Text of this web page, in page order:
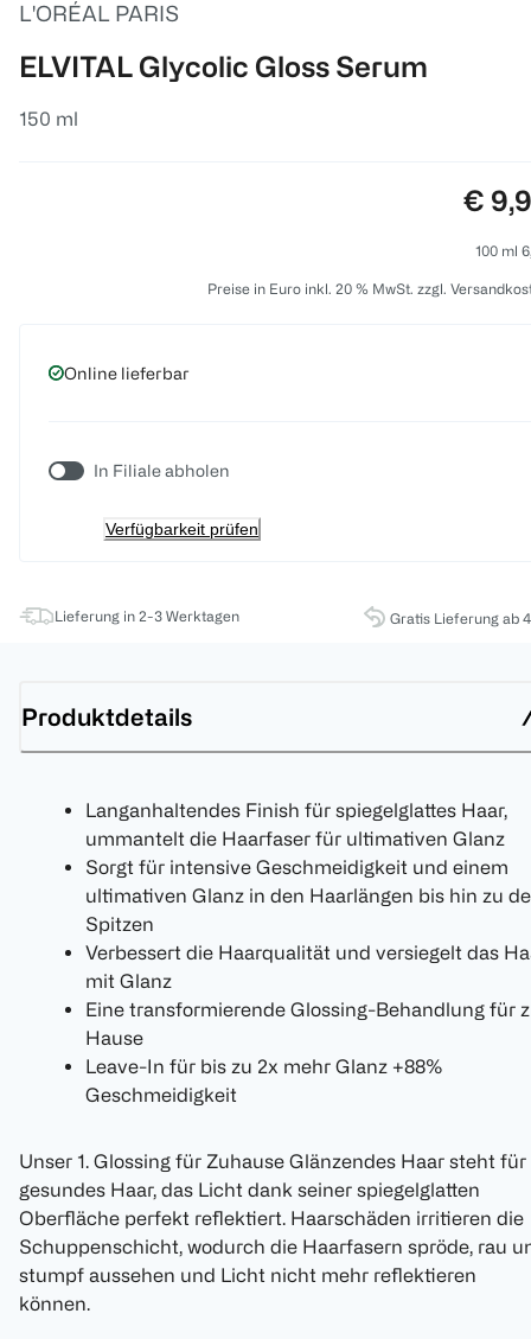
L'ORÉAL PARIS
ELVITAL Glycolic Gloss Serum
150 ml
€
100 ml
Preise in Euro inkl. 20 % MwSt. zzgl.
Online lieferbar
In Filiale abholen
Verfügbarkeit prüfen
Lieferung in 2-3 Werktagen Gratis Lieferung ab
Produktdetails
Langanhaltendes Finish für spiegelglattes Haar,
ummantelt die Haarfaser für ultimativen Glanz
Sorgt für intensive Geschmeidigkeit und einem
ultimativen Glanz in den Haarlängen bis hin zu
Spitzen
Verbessert die Haarqualität und versiegelt das
mit Glanz
Eine transformierende Glossing-Behandlung für
Hause
Leave-In für bis zu 2x mehr Glanz +88%
Geschmeidigkeit
Unser 1. Glossing für Zuhause Glänzendes Haar steht für
gesundes Haar, das Licht dank seiner spiegelglatten
Oberfläche perfekt reflektiert. Haarschäden irritieren die
Schuppenschicht, wodurch die Haarfasern spröde, rau
stumpf aussehen und Licht nicht mehr reflektieren
können.​